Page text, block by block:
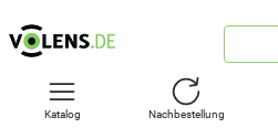
Katalog Nachbestellung